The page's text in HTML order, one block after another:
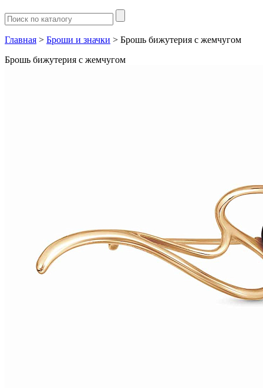
Главная > Броши и значки > Брошь бижутерия с жемчугом
Брошь бижутерия с жемчугом